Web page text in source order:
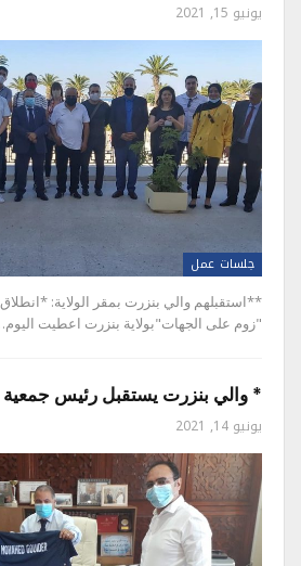
يونيو 15, 2021
جلسات عمل
"زوم على الجهات"بولاية بنزرت اعطيت
* والي بنزرت يستقبل رئيس جمعية
يونيو 14, 2021